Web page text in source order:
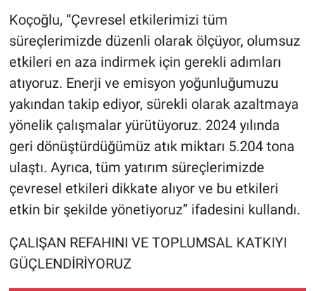
Koçoğlu, “Çevresel etkilerimizi tüm
süreçlerimizde düzenli olarak ölçüyor, olumsuz
etkileri en aza indirmek için gerekli adımları
atıyoruz. Enerji ve emisyon yoğunluğumuzu
yakından takip ediyor, sürekli olarak azaltmaya
yönelik çalışmalar yürütüyoruz. 2024 yılında
geri dönüştürdüğümüz atık miktarı 5.204 tona
ulaştı. Ayrıca, tüm yatırım süreçlerimizde
çevresel etkileri dikkate alıyor ve bu etkileri
etkin bir şekilde yönetiyoruz” ifadesini kullandı.
ÇALIŞAN REFAHINI VE TOPLUMSAL KATKIYI
GÜÇLENDİRİYORUZ